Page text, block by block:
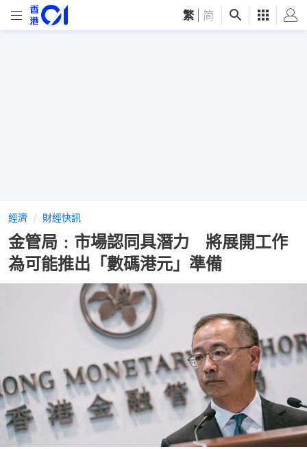
繁 简
經濟 財經快訊
金管局﹕市場認同具潛力 將展開工作
為可能推出「數碼港元」準備